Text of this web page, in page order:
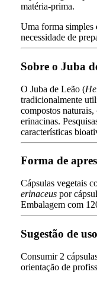
matéria-prima.
Uma forma simples
necessidade de
Sobre o Juba
O Juba de Leão (
tradicionalmente
compostos
erinacinas.
características
Forma de
Cápsulas vegetais
erinaceus por
Embalagem com
Sugestão de uso
Consumir 2
orientação de